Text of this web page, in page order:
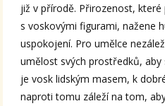
již v přírodě. Přirozenost,
s voskovými figurami, nažene
uspokojení. Pro umělce
umělost svých prostředků,
je vosk lidským masem, k
naproti tomu záleží na tom,